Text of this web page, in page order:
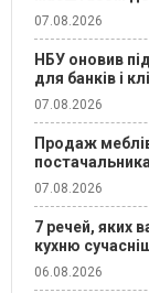
07.08.2026
НБУ оновив
для банків і
07.08.2026
Продаж
07.08.2026
7 речей, яких
кухню
06.08.2026